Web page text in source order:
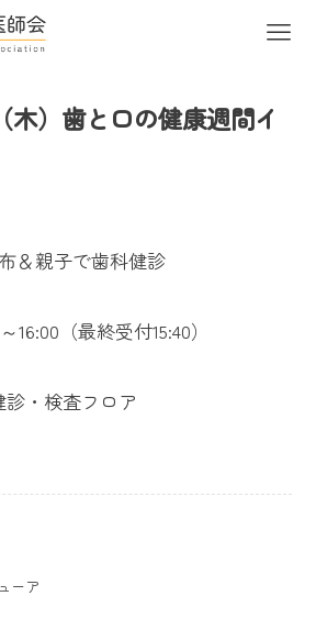
木）歯と口の健康週間イ
＆親子で歯科健診
16:00（最終受付15:40）
・検査フロア
ーア